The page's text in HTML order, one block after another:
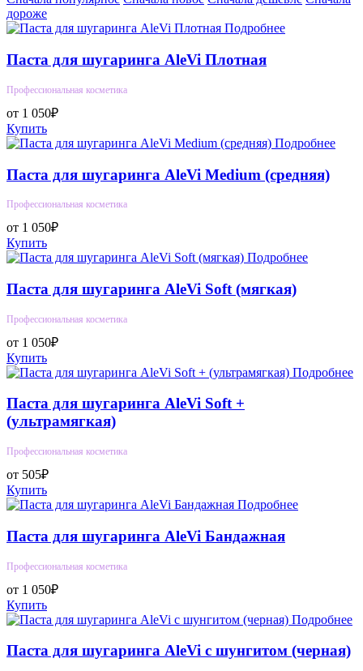
дороже
Подробнее
Паста для шугаринга AleVi Плотная
Профессиональная косметика
от 1 050₽
Купить
Подробнее
Паста для шугаринга AleVi Medium (средняя)
Профессиональная косметика
от 1 050₽
Купить
Подробнее
Паста для шугаринга AleVi Soft (мягкая)
Профессиональная косметика
от 1 050₽
Купить
Подробнее
Паста для шугаринга AleVi Soft +
(ультрамягкая)
Профессиональная косметика
от 505₽
Купить
Подробнее
Паста для шугаринга AleVi Бандажная
Профессиональная косметика
от 1 050₽
Купить
Подробнее
Паста для шугаринга AleVi с шунгитом (черная)